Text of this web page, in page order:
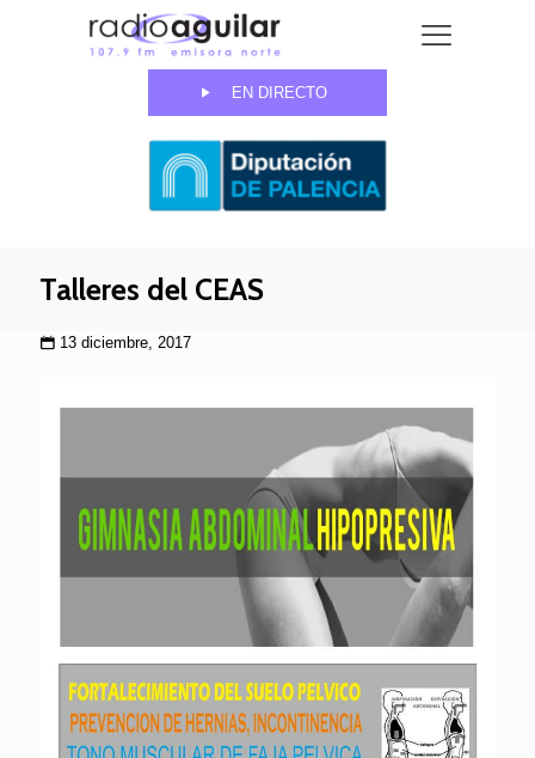
EN DIRECTO
Talleres del CEAS
13 diciembre, 2017